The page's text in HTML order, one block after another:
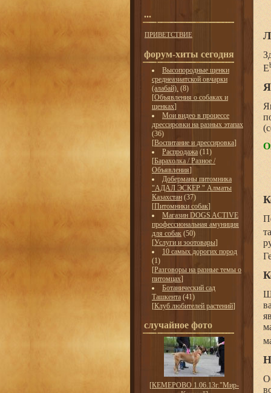
...
ПРИВЕТСТВИЕ
форум-хиты сегодня
Высопородные щенки
среднеазиатской овчарки
(алабай). (8)
[Объявления о собаках и
щенках]
Мои видео в процессе
дрессировки на разных этапах
(36)
[Воспитание и дрессировка]
Распродажа (11)
[Барахолка / Разное /
Объявления]
Доберманы питомника
"АДАЛ ЭСКЕР " Алматы
Казахстан (37)
[Питомники собак]
Магазин DOGS ACTIVE
профессиональная амуниция
для собак (50)
[Услуги и зоотовары]
10 самых дорогих пород
(1)
[Разговоры на разные темы о
питомцах]
Ботанический сад
Ташкента (41)
[Клуб любителей растений]
случайное фото
[КЕМЕРОВО 1.06.13г."Мир-
E